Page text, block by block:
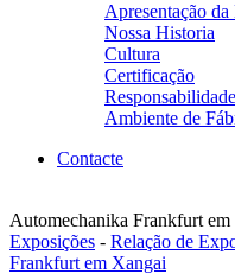
Apresentação da
Nossa Historia
Cultura
Certificação
Ambiente de
Contacte
Automechanika Frankfurt em
Exposições - Relação de
Frankfurt em Xangai